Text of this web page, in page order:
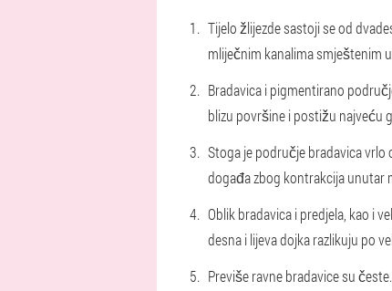
Tijelo žlijezde sastoji se od
mliječnim kanalima smještenim
Bradavica i pigmentirano
blizu površine i postižu najveću
Stoga je područje bradavica vrlo
događa zbog kontrakcija unutar
Oblik bradavica i predjela, kao i
desna i lijeva dojka razlikuju po
Previše ravne bradavice su